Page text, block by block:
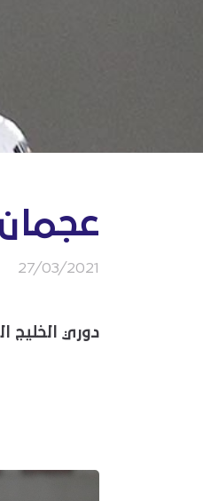
27/03/2021
دوري الخليج